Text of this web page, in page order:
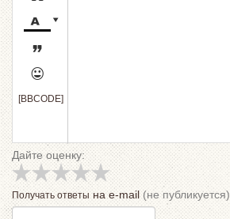




[BBCODE]
Дайте оценку:
Получать ответы на e-mail(не публикуется)